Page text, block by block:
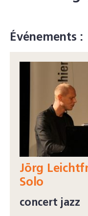
Événements :
Jörg
Solo
concert jazz